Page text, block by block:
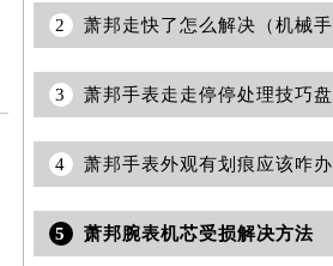
2
3
4 萧邦手表外观有划痕应该咋办
5 萧邦腕表机芯受损解决方法